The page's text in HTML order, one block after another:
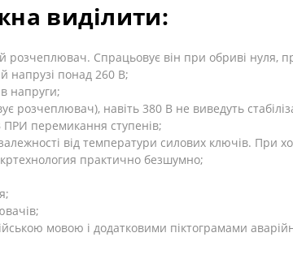
виділити:
розчеплювач. Спрацьовує він при обриві нуля,
напрузі понад 260 В;
напруги;
розчеплювач), навіть 380 В не виведуть
ПРИ перемикання ступенів;
від температури силових ключів. При
практично безшумно;
мовою і додатковими піктограмами